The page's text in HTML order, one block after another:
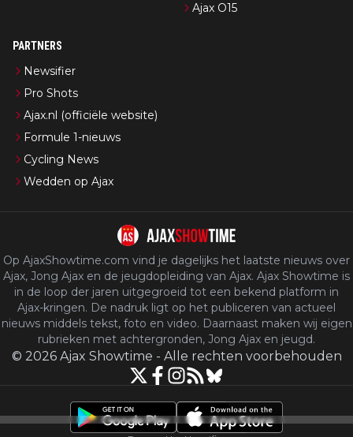
Ajax O15
PARTNERS
Newsifier
Pro Shots
Ajax.nl (officiële website)
Formule 1-nieuws
Cycling News
Wedden op Ajax
Op AjaxShowtime.com vind je dagelijks het laatste nieuws over
Ajax, Jong Ajax en de jeugdopleiding van Ajax. Ajax Showtime is
in de loop der jaren uitgegroeid tot een bekend platform in
Ajax-kringen. De nadruk ligt op het publiceren van actueel
nieuws middels tekst, foto en video. Daarnaast maken wij eigen
rubrieken met achtergronden, Jong Ajax en jeugd.
© 2026 Ajax Showtime - Alle rechten voorbehouden